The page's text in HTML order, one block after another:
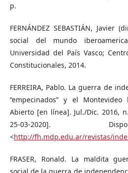
p.
FERNÁNDEZ SEBASTIÁN, Javier
social del mundo
Universidad del País Vasco;
Constitucionales, 2014.
FERREIRA, Pablo. La guerra de
“empecinados” y el Montevideo
Abierto [en línea]. Jul./Dic. 2016,
25-03-2020].
<http://fh.mdp.edu.ar/revistas/
FRASER, Ronald. La maldita